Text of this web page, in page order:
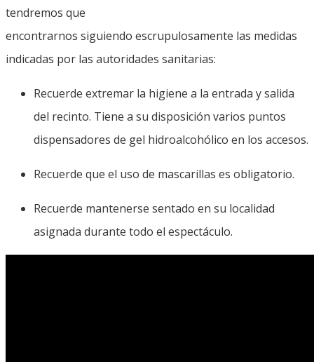
tendremos que
encontrarnos siguiendo escrupulosamente las medidas
indicadas por las autoridades sanitarias:
Recuerde extremar la higiene a la entrada y salida
del recinto. Tiene a su disposición varios puntos
dispensadores de gel hidroalcohólico en los accesos.
Recuerde que el uso de mascarillas es obligatorio.
Recuerde mantenerse sentado en su localidad
asignada durante todo el espectáculo.